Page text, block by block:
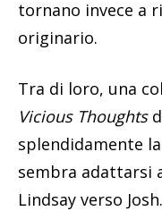
tornano invece a
originario.
Tra di loro, una
Vicious Thoughts
splendidamente
sembra adattarsi
Lindsay verso